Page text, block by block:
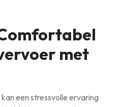
met
een stressvolle ervaring